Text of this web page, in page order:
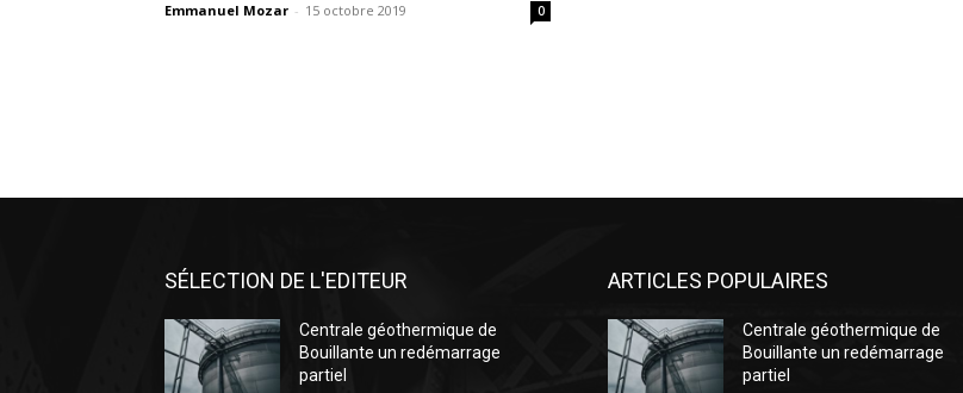
Emmanuel Mozar - 15 octobre 2019 0
SÉLECTION DE L'EDITEUR
Centrale géothermique de
Bouillante un redémarrage
partiel
ARTICLES POPULAIRES
Centrale géothermique de
Bouillante un redémarrage
partiel